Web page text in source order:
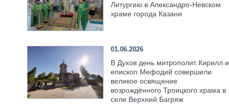
Литургию в Александро-Невском
храме города Казани
01.06.2026
В Духов день митрополит Кирилл и
епископ Мефодий совершили
великое освящение
возрождённого Троицкого храма в
селе Верхний Багряж